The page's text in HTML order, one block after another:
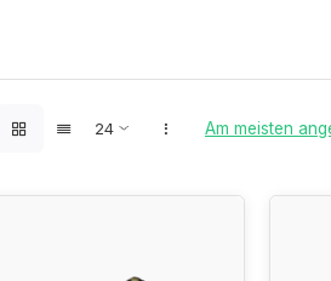
Am meisten